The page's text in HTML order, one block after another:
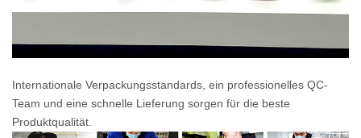
Internationale Verpackungsstandards, ein professionelles QC-
Team und eine schnelle Lieferung sorgen für die beste
Produktqualität.